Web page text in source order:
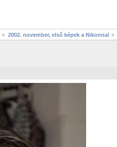
2002. november, első képek a Nikonnal